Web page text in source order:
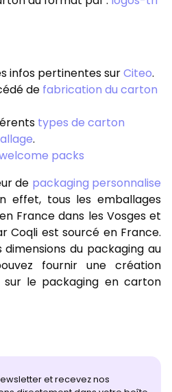
et recevez nos
infos pertinentes surCiteo.
de fabrication du carton
types de carton
.
packs
de packaging personnalise
effet, tous les emballages
France dans les Vosges et
Coqli est sourcé en France.
dimensions du packaging au
fournir une création
le packaging en carton